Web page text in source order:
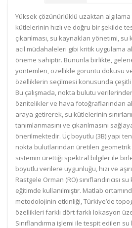
Yüksek çözünürlüklü uzaktan
kütlelerinin hızlı ve doğru bir şekilde
çıkarılması, su kaynakları yönetimi,
acil müdahaleleri gibi kritik uygulama
öneme sahiptir. Bununla birlikte,
yöntemleri, özellikle görüntü dokusu
özelliklerin seçilmesi konusunda
Bu çalışmada, nokta bulutu
öznitelikler ve hava fotoğraflarından
araya getirerek, su kütlelerinin
tanımlanmasını ve çıkarılmasını
önerilmektedir. Üç boyutlu (3B) yapı
nokta bulutlarından üretilen geometrik
sistemin ürettiği spektral bilgiler ile
boyutlu verilere uygunluğu, hızı ve
Rastgele Orman (RO) sınıflandırıcısı
eğitimde kullanılmıştır. Matlab
metodolojinin etkinliği, Türkiye’de
özellikleri farklı dört farklı lokasyon
Sınıflandırma işlemi ile tespit edilen su